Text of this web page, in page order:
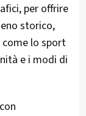
per offrire
storico,
lo sport
e i modi di